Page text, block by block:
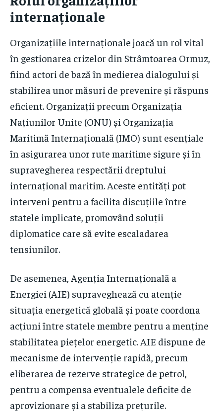
internaționale
Organizațiile internaționale joacă un rol vital
în gestionarea crizelor din Strâmtoarea Ormuz,
fiind actori de bază în medierea dialogului și
stabilirea unor măsuri de prevenire și răspuns
eficient. Organizații precum Organizația
Națiunilor Unite (ONU) și Organizația
Maritimă Internațională (IMO) sunt esențiale
în asigurarea unor rute maritime sigure și în
supravegherea respectării dreptului
internațional maritim. Aceste entități pot
interveni pentru a facilita discuțiile între
statele implicate, promovând soluții
diplomatice care să evite escaladarea
tensiunilor.
De asemenea, Agenția Internațională a
Energiei (AIE) supraveghează cu atenție
situația energetică globală și poate coordona
acțiuni între statele membre pentru a menține
stabilitatea piețelor energetic. AIE dispune de
mecanisme de intervenție rapidă, precum
eliberarea de rezerve strategice de petrol,
pentru a compensa eventualele deficite de
aprovizionare și a stabiliza prețurile.